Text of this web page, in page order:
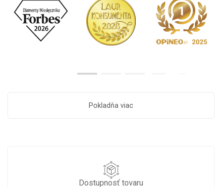
Pokladňa viac
Dostupnosť tovaru